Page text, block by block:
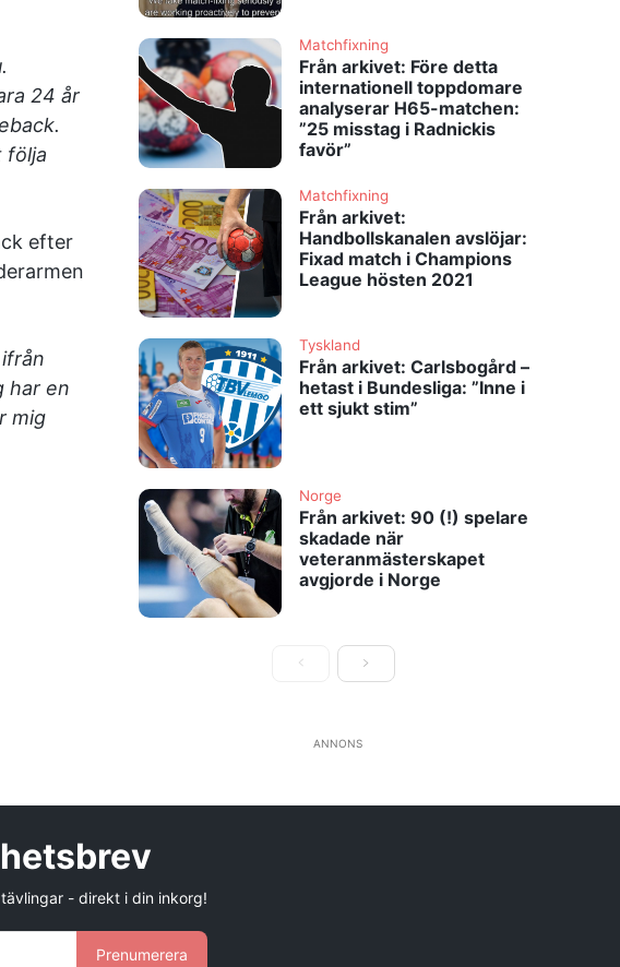
24 år
följa
efter
har en
mig
Matchfixning
Från arkivet: Före detta
internationell toppdomare
analyserar H65-matchen:
”25 misstag i Radnickis
favör”
Matchfixning
Från arkivet:
Handbollskanalen avslöjar:
Fixad match i Champions
League hösten 2021
Tyskland
Från arkivet: Carlsbogård –
hetast i Bundesliga: ”Inne i
ett sjukt stim”
Norge
Från arkivet: 90 (!) spelare
skadade när
veteranmästerskapet
avgjorde i Norge
ANNONS
- direkt i din inkorg!
Prenumerera